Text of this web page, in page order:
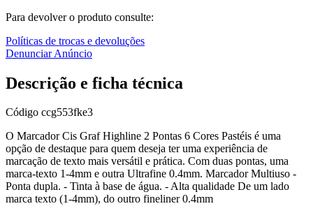
Para devolver o produto consulte:
Políticas de trocas e devoluções
Denunciar Anúncio
Descrição e ficha técnica
Código ccg553fke3
O Marcador Cis Graf Highline 2 Pontas 6 Cores Pastéis é uma
opção de destaque para quem deseja ter uma experiência de
marcação de texto mais versátil e prática. Com duas pontas, uma
marca-texto 1-4mm e outra Ultrafine 0.4mm. Marcador Multiuso -
Ponta dupla. - Tinta à base de água. - Alta qualidade De um lado
marca texto (1-4mm), do outro fineliner 0.4mm